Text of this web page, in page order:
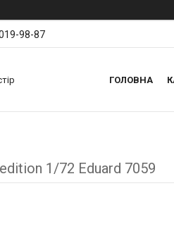
98-87
ГОЛОВНА
1/72 Eduard 7059